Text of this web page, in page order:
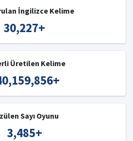
İngilizce Kelime
30,227+
Üretilen Kelime
+
Sayı Oyunu
3,485+